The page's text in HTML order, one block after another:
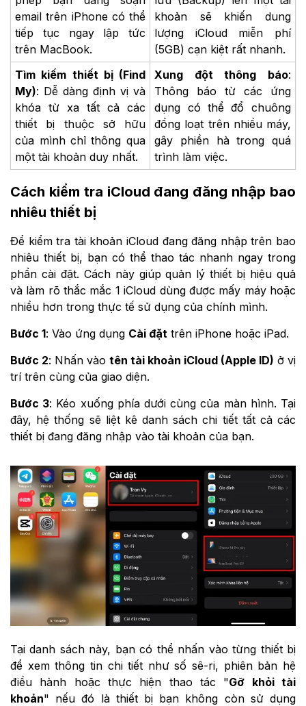
email trên iPhone có thể
tiếp tục ngay lập tức
trên MacBook.
khoản sẽ khiến dung
lượng iCloud miễn phí
(5GB) cạn kiệt rất nhanh.
Tìm kiếm thiết bị (Find
My): Dễ dàng định vị và
khóa từ xa tất cả các
thiết bị thuộc sở hữu
của mình chỉ thông qua
một tài khoản duy nhất.
Xung đột thông báo:
Thông báo từ các ứng
dụng có thể đổ chuông
đồng loạt trên nhiều máy,
gây phiền hà trong quá
trình làm việc.
Cách kiểm tra iCloud đang đăng nhập bao
nhiêu thiết bị
Để kiểm tra tài khoản iCloud đang đăng nhập trên bao
nhiêu thiết bị, bạn có thể thao tác nhanh ngay trong
phần cài đặt. Cách này giúp quản lý thiết bị hiệu quả
và làm rõ thắc mắc 1 iCloud dùng được mấy máy hoặc
nhiều hơn trong thực tế sử dụng của chính mình.
Bước 1: Vào ứng dụng Cài đặt trên iPhone hoặc iPad.
Bước 2: Nhấn vào tên tài khoản iCloud (Apple ID) ở vị
trí trên cùng của giao diện.
Bước 3: Kéo xuống phía dưới cùng của màn hình. Tại
đây, hệ thống sẽ liệt kê danh sách chi tiết tất cả các
thiết bị đang đăng nhập vào tài khoản của bạn.
Tại danh sách này, bạn có thể nhấn vào từng thiết bị
để xem thông tin chi tiết như số sê-ri, phiên bản hệ
điều hành hoặc thực hiện thao tác "Gỡ khỏi tài
khoản" nếu đó là thiết bị bạn không còn sử dụng